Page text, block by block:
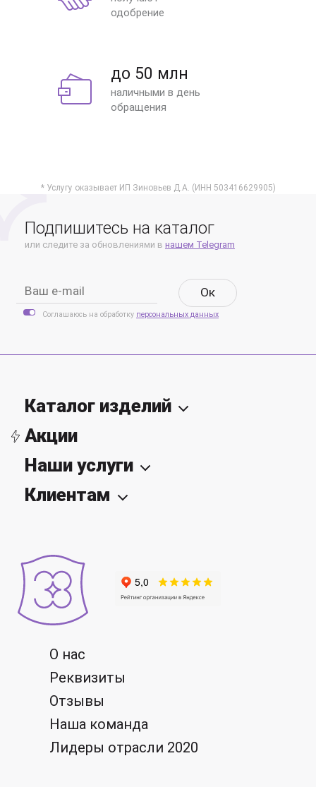
одобрение
до 50 млн
наличными в день
обращения
* Услугу оказывает ИП Зиновьев Д.А. (ИНН 503416629905)
Подпишитесь на каталог
или следите за обновлениями в нашем Telegram
Oк
Соглашаюсь на обработку персональных данных
О нас
Реквизиты
Отзывы
Наша команда
Лидеры отрасли 2020
Каталог изделий
Акции
Наши услуги
Клиентам